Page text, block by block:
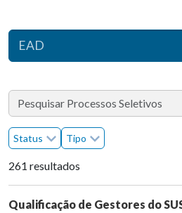
EAD
Status Tipo
261 resultados
Qualificação de Gestores do